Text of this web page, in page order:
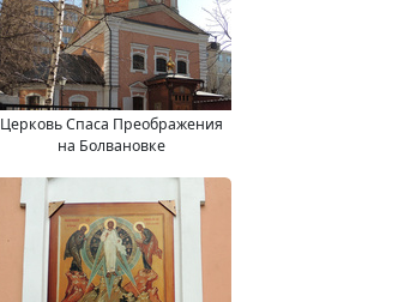
Церковь Спаса Преображения
на Болвановке